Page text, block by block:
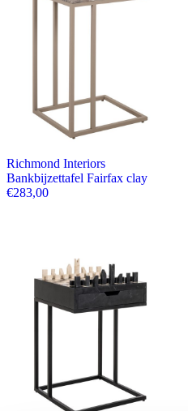
Richmond Interiors
Bankbijzettafel Fairfax clay
€283,00